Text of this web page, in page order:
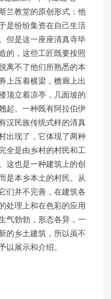
兰教堂的原创形式：他
是纷纷集资在自己生活
但是这一座座清真寺毕
的，这些工匠既要按照
离不了他们所熟悉的本
上压着横梁，檐廊上出
顶立着凉亭，几面坡的
起。一种既有阿拉伯伊
汉民族传统式样的清真
出现了，它体现了两种
全是由乡村的村民和工
这也是一种建筑上的创
是本乡本土的村民。从
们并不完善，在建筑各
处理上和在色彩的应用
气勃勃，形态各异，一
的乡土建筑，所以虽不
以展示和介绍。